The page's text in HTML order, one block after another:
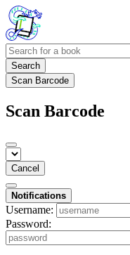
Search
Scan Barcode
Scan Barcode
Cancel
Notifications
Username:
Password: